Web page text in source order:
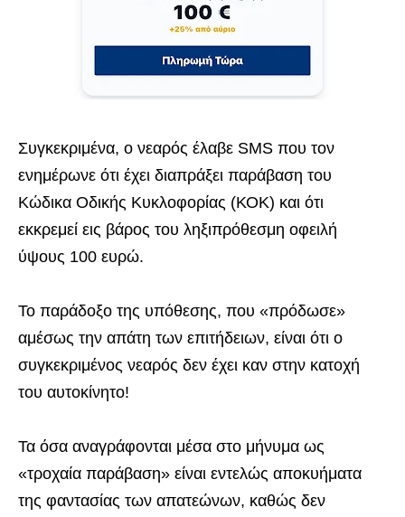
Συγκεκριμένα, ο νεαρός έλαβε SMS που τον
ενημέρωνε ότι έχει διαπράξει παράβαση του
Κώδικα Οδικής Κυκλοφορίας (ΚΟΚ) και ότι
εκκρεμεί εις βάρος του ληξιπρόθεσμη οφειλή
ύψους 100 ευρώ.
Το παράδοξο της υπόθεσης, που «πρόδωσε»
αμέσως την απάτη των επιτήδειων, είναι ότι ο
συγκεκριμένος νεαρός δεν έχει καν στην κατοχή
του αυτοκίνητο!
Τα όσα αναγράφονται μέσα στο μήνυμα ως
«τροχαία παράβαση» είναι εντελώς αποκυήματα
της φαντασίας των απατεώνων, καθώς δεν